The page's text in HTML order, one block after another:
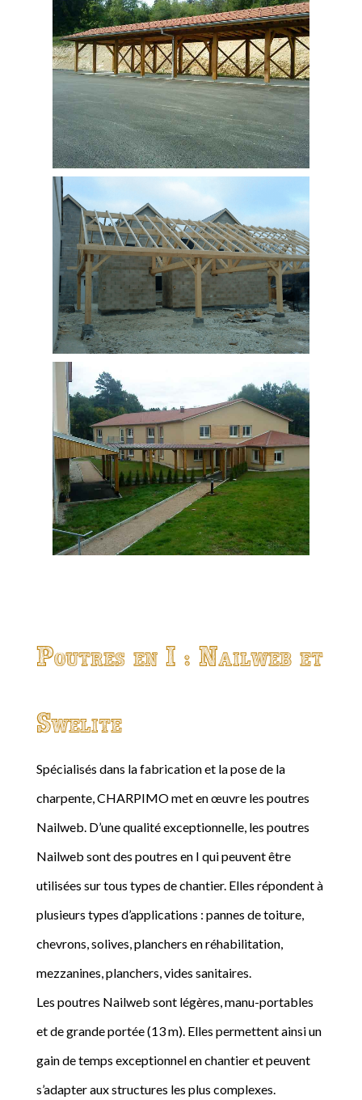
Poutres en I : Nailweb et
Swelite
Spécialisés dans la fabrication et la pose de la
charpente, CHARPIMO met en œuvre les poutres
Nailweb. D’une qualité exceptionnelle, les poutres
Nailweb sont des poutres en I qui peuvent être
utilisées sur tous types de chantier. Elles répondent à
plusieurs types d’applications : pannes de toiture,
chevrons, solives, planchers en réhabilitation,
mezzanines, planchers, vides sanitaires.
Les poutres Nailweb sont légères, manu-portables
et de grande portée (13 m). Elles permettent ainsi un
gain de temps exceptionnel en chantier et peuvent
s’adapter aux structures les plus complexes.